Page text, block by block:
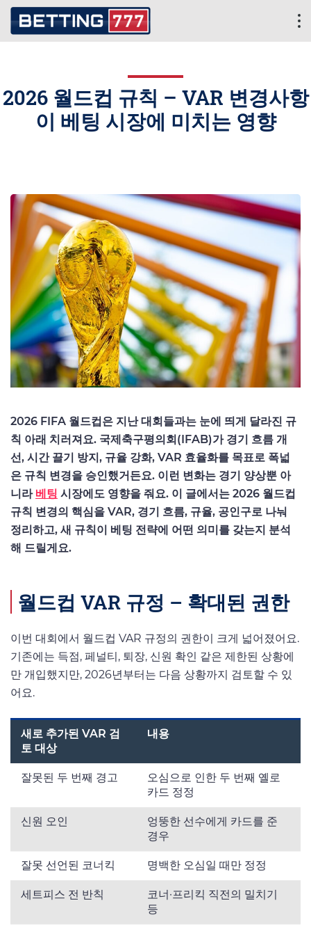
2026 월드컵 규칙 – VAR 변경사항
이 베팅 시장에 미치는 영향
2026 FIFA 월드컵은 지난 대회들과는 눈에 띄게 달라진 규
칙 아래 치러져요. 국제축구평의회(IFAB)가 경기 흐름 개
선, 시간 끌기 방지, 규율 강화, VAR 효율화를 목표로 폭넓
은 규칙 변경을 승인했거든요. 이런 변화는 경기 양상뿐 아
니라 베팅 시장에도 영향을 줘요. 이 글에서는 2026 월드컵
규칙 변경의 핵심을 VAR, 경기 흐름, 규율, 공인구로 나눠
정리하고, 새 규칙이 베팅 전략에 어떤 의미를 갖는지 분석
해 드릴게요.
월드컵 VAR 규정 – 확대된 권한
이번 대회에서 월드컵 VAR 규정의 권한이 크게 넓어졌어요.
기존에는 득점, 페널티, 퇴장, 신원 확인 같은 제한된 상황에
만 개입했지만, 2026년부터는 다음 상황까지 검토할 수 있
어요.
새로 추가된 VAR 검
토 대상
내용
잘못된 두 번째 경고
오심으로 인한 두 번째 옐로
카드 정정
신원 오인
엉뚱한 선수에게 카드를 준
경우
잘못 선언된 코너킥 명백한 오심일 때만 정정
세트피스 전 반칙
코너·프리킥 직전의 밀치기
등